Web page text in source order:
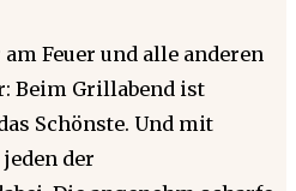
Feuer und alle anderen
Beim Grillabend ist
Schönste. Und mit
der